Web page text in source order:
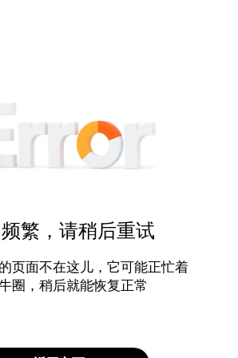
繁，请稍后重试
页面不在这儿，它可能正忙着
圈，稍后就能恢复正常